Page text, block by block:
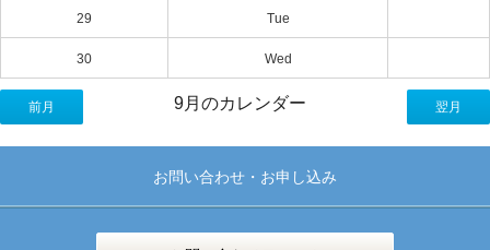
29 Tue
30 Wed
前月 9月のカレンダー 翌月
お問い合わせ・お申し込み